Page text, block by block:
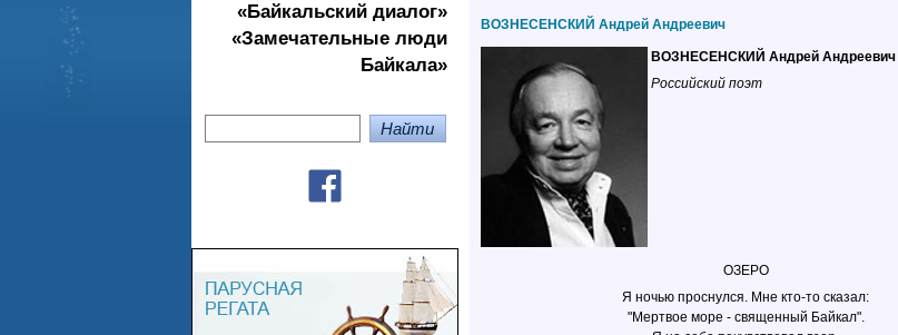
«Байкальский диалог»
«Замечательные люди
Байкала»
ВОЗНЕСЕНСКИЙ Андрей Андреевич
ВОЗНЕСЕНСКИЙ Андрей Андреевич
Российский поэт
ОЗЕРО
Я ночью проснулся. Мне кто-то сказал:
"Мертвое море - священный Байкал".